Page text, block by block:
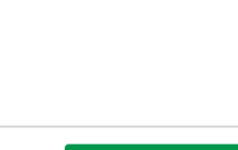
rundvee wordt
Omdat een van